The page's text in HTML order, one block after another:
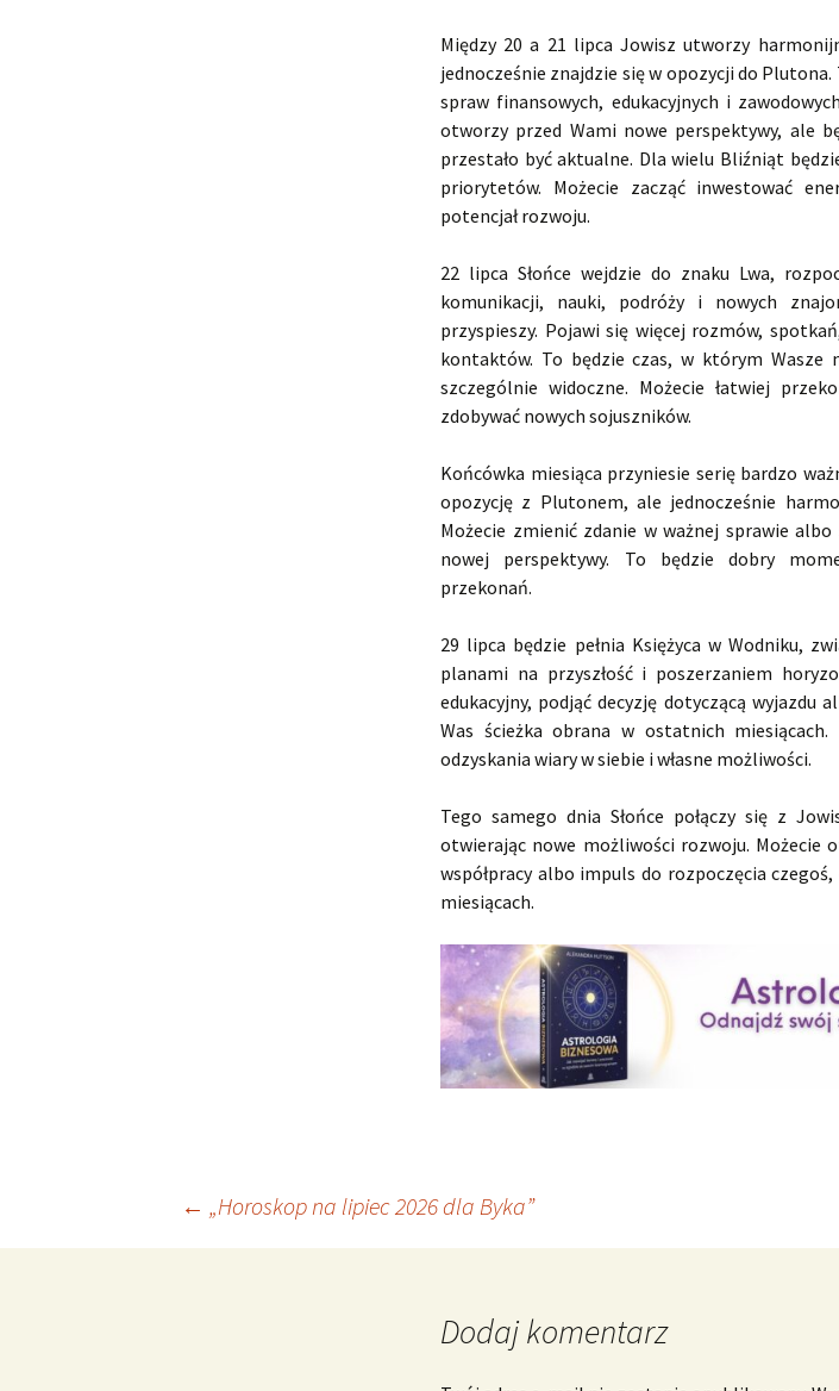
Między 20 a 21 lipca Jowisz utworzy
jednocześnie znajdzie się w opozycji do
spraw finansowych, edukacyjnych i
otworzy przed Wami nowe perspektywy, ale
przestało być aktualne. Dla wielu Bliźniąt
priorytetów. Możecie zacząć inwestować
potencjał rozwoju.
22 lipca Słońce wejdzie do znaku Lwa,
komunikacji, nauki, podróży i nowych
przyspieszy. Pojawi się więcej rozmów,
kontaktów. To będzie czas, w którym Wasze
szczególnie widoczne. Możecie łatwiej
zdobywać nowych sojuszników.
Końcówka miesiąca przyniesie serię bardzo
opozycję z Plutonem, ale jednocześnie
Możecie zmienić zdanie w ważnej sprawie
nowej perspektywy. To będzie dobry
przekonań.
29 lipca będzie pełnia Księżyca w Wodniku,
planami na przyszłość i poszerzaniem
edukacyjny, podjąć decyzję dotyczącą wyjazdu
Was ścieżka obrana w ostatnich
odzyskania wiary w siebie i własne możliwości.
Tego samego dnia Słońce połączy się z
otwierając nowe możliwości rozwoju. Możecie
współpracy albo impuls do rozpoczęcia
miesiącach.
Nawigacja
← „Horoskop na lipiec 2026 dla Byka”
Dodaj komentarz